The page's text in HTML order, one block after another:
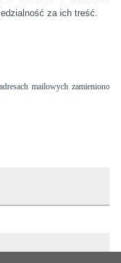
za ich treść.
mailowych zamieniono